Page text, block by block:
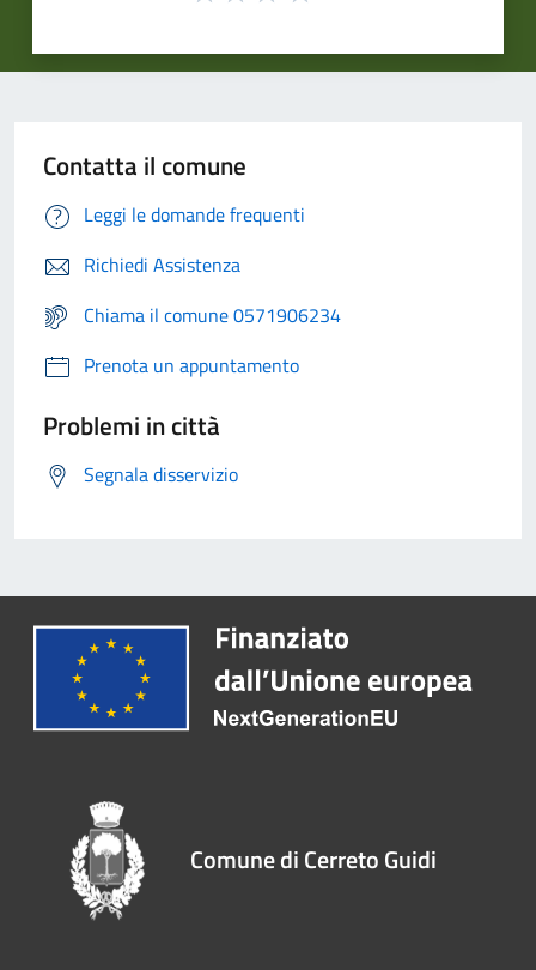
Contatta il comune
Leggi le domande frequenti
Richiedi Assistenza
Chiama il comune 0571906234
Prenota un appuntamento
Problemi in città
Segnala disservizio
Comune di Cerreto Guidi